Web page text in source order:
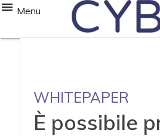
Menu
WHITEPAPER
È possibile